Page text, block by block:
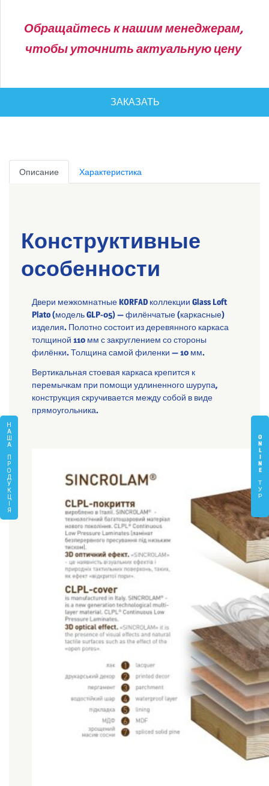
Н
А
А
П
Р
О
Д
У
К
Я
O
N
L
I
N
E
Т
У
Р
Обращайтесь к нашим менеджерам,
чтобы уточнить актуальную цену
ЗАКАЗАТЬ
Описание Характеристика
Конструктивные
особенности
Двери межкомнатные KORFAD коллекции Glass Loft
Plato (модель GLP-05) — филёнчатые (каркасные)
изделия. Полотно состоит из деревянного каркаса
толщиной 110 мм с закруглением со стороны
филёнки. Толщина самой филенки — 10 мм.
Вертикальная стоевая каркаса крепится к
перемычкам при помощи удлиненного шурупа,
конструкция скручивается между собой в виде
прямоугольника.